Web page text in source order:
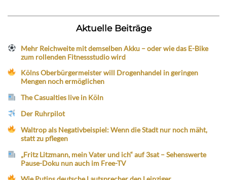
Aktuelle Beiträge
Mehr Reichweite mit demselben Akku – oder wie das E-Bike
zum rollenden Fitnessstudio wird
Kölns Oberbürgermeister will Drogenhandel in geringen
Mengen noch ermöglichen
The Casualties live in Köln
Der Ruhrpilot
Waltrop als Negativbeispiel: Wenn die Stadt nur noch mäht,
statt zu pflegen
„Fritz Litzmann, mein Vater und ich“ auf 3sat – Sehenswerte
Pause-Doku nun auch im Free-TV